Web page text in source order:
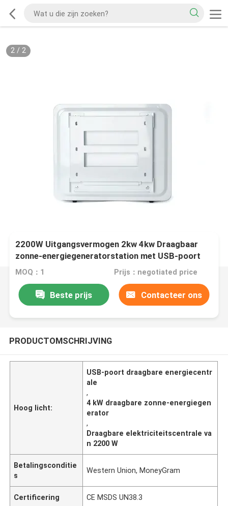
2/ 2
2200W Uitgangsvermogen 2kw 4kw Draagbaar
zonne-energiegeneratorstation met USB-poort
5V 2A
MOQ：1 Prijs：negotiated price
Beste prijs Contacteer ons
PRODUCTOMSCHRIJVING
Hoog licht:
USB-poort draagbare energiecentr
ale
,
4 kW draagbare zonne-energiegen
erator
,
Draagbare elektriciteitscentrale va
n 2200 W
Betalingsconditie
s
Western Union, MoneyGram
Certificering CE MSDS UN38.3